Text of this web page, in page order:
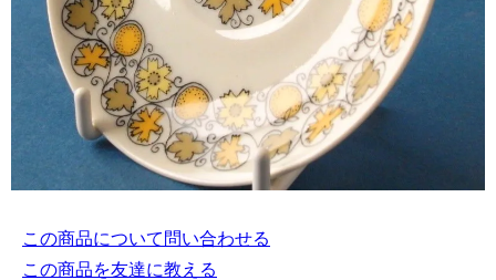
この商品について問い合わせる
この商品を友達に教える